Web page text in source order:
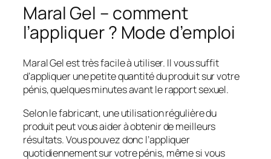
Maral Gel – comment
l’appliquer ? Mode d’emploi
Maral Gel est très facile à utiliser. Il vous suffit
d’appliquer une petite quantité du produit sur votre
pénis, quelques minutes avant le rapport sexuel.
Selon le fabricant, une utilisation régulière du
produit peut vous aider à obtenir de meilleurs
résultats. Vous pouvez donc l’appliquer
quotidiennement sur votre pénis, même si vous